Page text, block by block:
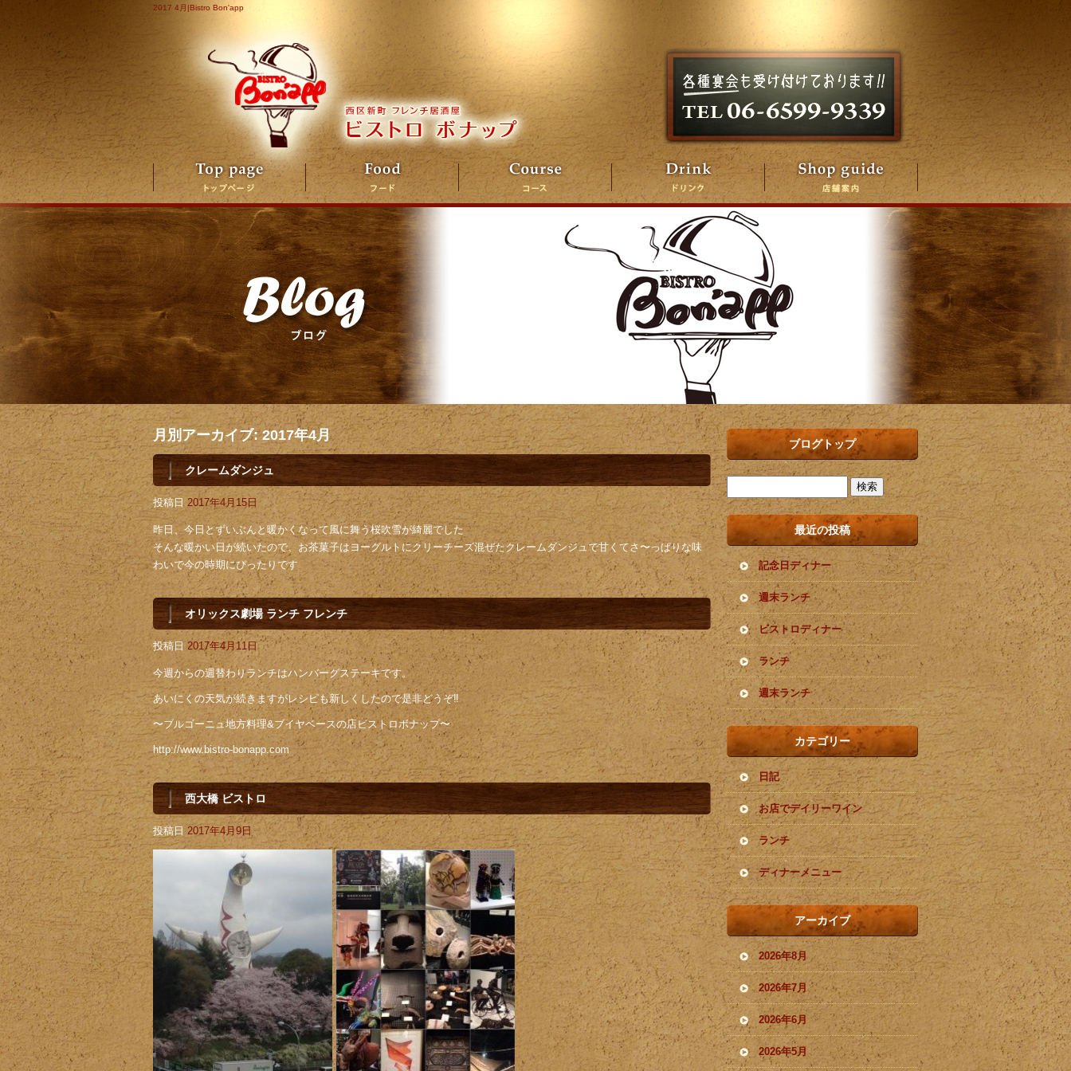
2017 4月|Bistro Bon'app
月別アーカイブ:2017年4月
クレームダンジュ
投稿日 2017年4月15日
昨日、今日とずいぶんと暖かくなって風に舞う桜吹雪が綺麗でした
そんな暖かい日が続いたので、お茶菓子はヨーグルトにクリーチーズ混ぜたクレームダンジュで甘くてさ〜っぱりな味
わいで今の時期にぴったりです
オリックス劇場 ランチ フレンチ
投稿日 2017年4月11日
今週からの週替わりランチはハンバーグステーキです。
あいにくの天気が続きますがレシピも新しくしたので是非どうぞ‼️
〜ブルゴーニュ地方料理&ブイヤベースの店ビストロボナップ〜
http://www.bistro-bonapp.com
西大橋 ビストロ
投稿日 2017年4月9日
ブログトップ
最近の投稿
記念日ディナー
週末ランチ
ビストロディナー
ランチ
週末ランチ
カテゴリー
日記
お店でデイリーワイン
ランチ
ディナーメニュー
アーカイブ
2026年8月
2026年7月
2026年6月
2026年5月